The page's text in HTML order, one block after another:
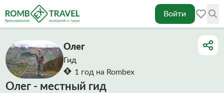
Войти
Олег
Гид
1 год на Rombex
Олег - местный гид